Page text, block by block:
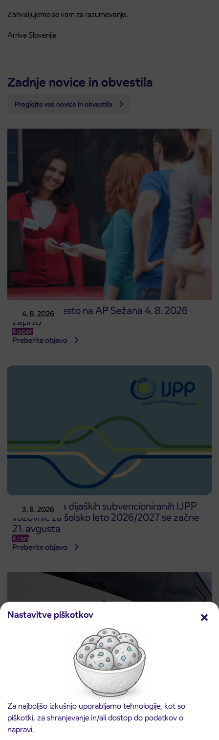
Nastavitve piškotkov
Za najboljšo izkušnjo uporabljamo tehnologije, kot so
piškotki, za shranjevanje in/ali dostop do podatkov o
napravi.
Zahvaljujemo se vam za razumevanje.
Arriva Slovenija
Zadnje novice in obvestila
Preglejte vse novice in obvestila
4. 8. 2026
Prodajno mesto na AP Sežana 4. 8. 2026
zaprto
Koper
Preberite objavo
3. 8. 2026
Predprodaja dijaških subvencioniranih IJPP
vozovnic za šolsko leto 2026/2027 se začne
21. avgusta
Kranj
Preberite objavo
Obvestilo o popolni zapori ceste
ČEŠNJEVEK – TRATA
Kranj
Preberite objavo